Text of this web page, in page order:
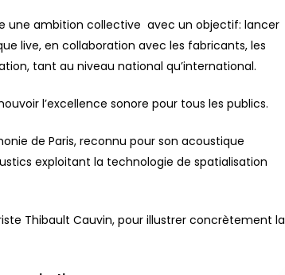
une ambition collective avec un objectif: lancer
live, en collaboration avec les fabricants, les
tant au niveau national qu’international.
l’excellence sonore pour tous les publics.
de Paris, reconnu pour son acoustique
exploitant la technologie de spatialisation
Thibault Cauvin, pour illustrer concrètement la